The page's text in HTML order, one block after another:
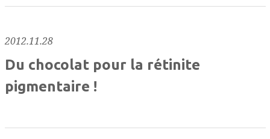
2012.11.28
Du chocolat pour la rétinite
pigmentaire !